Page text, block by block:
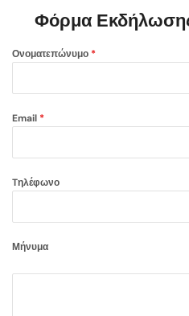
Φόρμα
Ονοματεπώνυμο *
Email *
Tηλέφωνο
Μήνυμα